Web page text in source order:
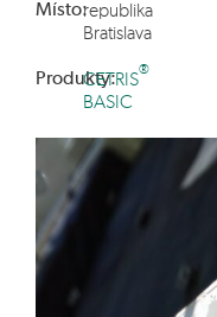
Místo:republika
Bratislava
Produkty:
CETRIS
®
BASIC